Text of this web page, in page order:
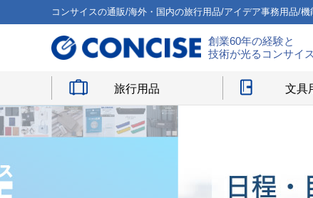
コンサイスの通販/海外・国内の旅行用品/アイデア事務用品/
創業60年の経験と
技術が光るコンサイス
旅行用品 文具